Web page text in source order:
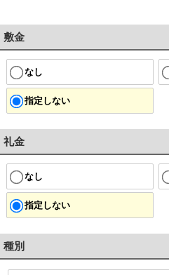
敷金
なし
指定しない
礼金
なし
指定しない
種別